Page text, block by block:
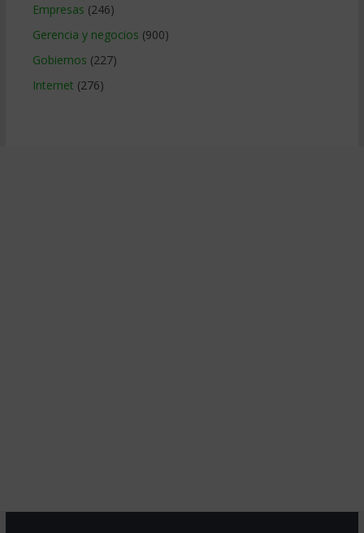
Empresas (246)
Gerencia y negocios (900)
Gobiernos (227)
Internet (276)